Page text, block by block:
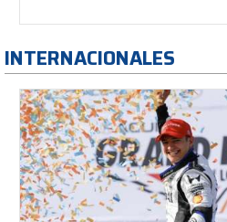
INTERNACIONALES